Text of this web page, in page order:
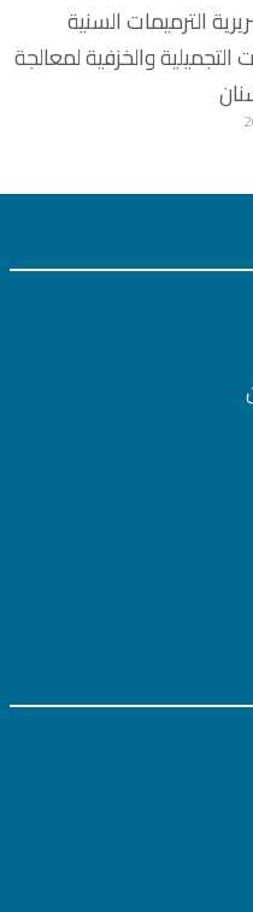
الترميمات السنية
التجميلية والخزفية لمعالجة